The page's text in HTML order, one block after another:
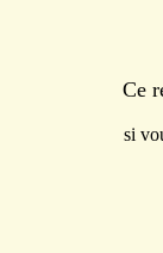
Ce
si